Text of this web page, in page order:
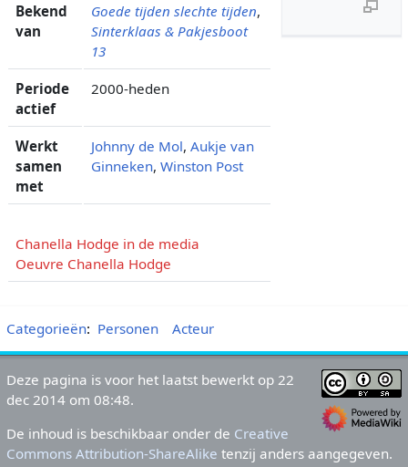
Bekend
van
Goede tijden slechte tijden,
Sinterklaas & Pakjesboot
13
Periode
actief
2000-heden
Werkt
samen
met
Johnny de Mol, Aukje van
Ginneken, Winston Post
Chanella Hodge in de media
Oeuvre Chanella Hodge
Categorieën: Personen Acteur
Deze pagina is voor het laatst bewerkt op 22
dec 2014 om 08:48.
De inhoud is beschikbaar onder de Creative
Commons Attribution-ShareAlike tenzij anders aangegeven.